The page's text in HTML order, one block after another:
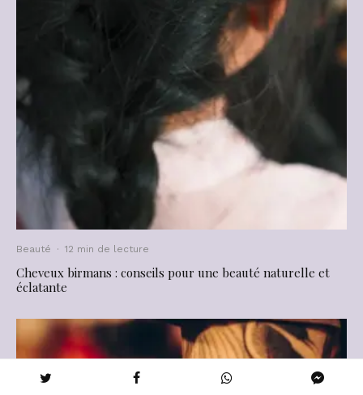
Beauté · 12 min de lecture
Cheveux birmans : conseils pour une beauté naturelle et
éclatante